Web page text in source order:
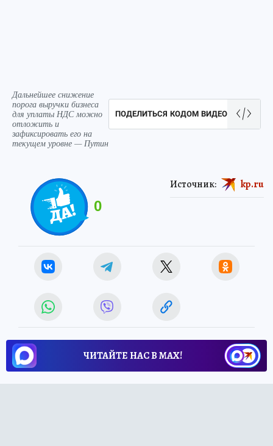
Дальнейшее снижение
порога выручки бизнеса
для уплаты НДС можно
отложить и
зафиксировать его на
текущем уровне — Путин
ПОДЕЛИТЬСЯ КОДОМ ВИДЕО
0
Источник: kp.ru
ЧИТАЙТЕ НАС В МАХ!